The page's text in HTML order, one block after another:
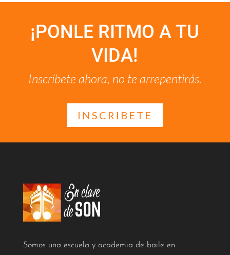
¡PONLE RITMO A TU
VIDA!
Inscríbete ahora, no te arrepentirás.
INSCRIBETE
Somos una escuela y academia de baile en